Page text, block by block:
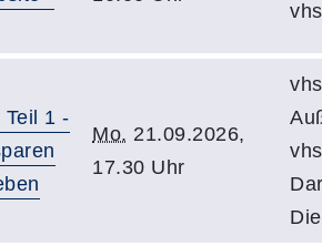
Teil 1 -
Mo. 21.09.2026,
17.30 Uhr
vhs